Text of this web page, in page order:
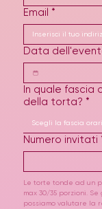
Email *
Data
In quale fascia
della torta? *
Numero invitati
Le torte tonde ad un
max 30/35 porzioni.
possiamo valutare la